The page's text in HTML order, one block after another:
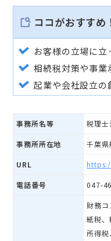
ココがおすすめ
お客様の立場に
相続税対策や事業
起業や会社設立の
事務所名等 税理士
事務所所在地 千葉
URL
電話番号 047-
財務
紙税、
所得税